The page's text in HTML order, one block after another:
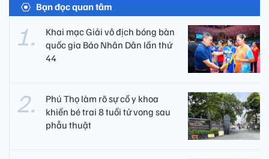
Bạn đọc quan tâm
Khai mạc Giải vô địch bóng bàn
quốc gia Báo Nhân Dân lần thứ
44
Phú Thọ làm rõ sự cố y khoa
khiến bé trai 8 tuổi tử vong sau
phẫu thuật